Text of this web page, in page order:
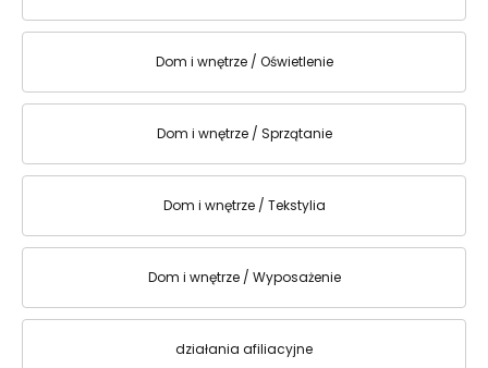
Dom i wnętrze / Oświetlenie
Dom i wnętrze / Sprzątanie
Dom i wnętrze / Tekstylia
Dom i wnętrze / Wyposażenie
działania afiliacyjne